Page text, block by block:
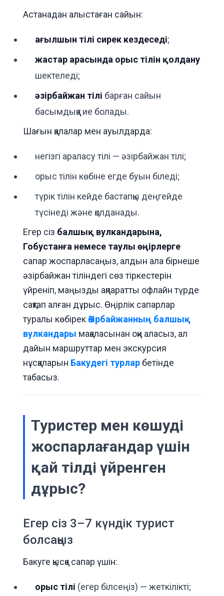
Астанадан алыстаған сайын:
ағылшын тілі сирек кездеседі;
жастар арасында орыс тілін қолдану
шектеледі;
әзірбайжан тілі барған сайын
басымдыққа ие болады.
Шағын қалалар мен ауылдарда:
негізгі араласу тілі — әзірбайжан тілі;
орыс тілін көбіне егде буын біледі;
түрік тілін кейде бастапқы деңгейде
түсінеді және қолданады.
Егер сіз балшық вулкандарына,
Гобустанға немесе таулы өңірлерге
сапар жоспарласаңыз, алдын ала бірнеше
әзірбайжан тіліндегі сөз тіркестерін
үйреніп, маңызды ақпаратты офлайн түрде
сақтап алған дұрыс. Өңірлік сапарлар
туралы көбірекӘзірбайжанның балшық
вулкандары мақаласынан оқи аласыз, ал
дайын маршруттар мен экскурсия
нұсқаларын Бакудегі турлар бетінде
табасыз.
Туристер мен көшуді
жоспарлағандар үшін
қай тілді үйренген
дұрыс?
Егер сіз 3–7 күндік турист
болсаңыз
Бакуге қысқа сапар үшін:
орыс тілі (егер білсеңіз) — жеткілікті;
Ашыңыз эксклюзивті ұсыныстарды
Әзірбайжанда
12 000+ саяхатшыға қосылыңыз — апта сайын мүшелерге
арналған жеңілдіктер мен жасырын жерлер.
Дейін −25 % турларға, қонақ үйлерге және көлік жалдауға
Жедел жеңілдіктер мен жаңа турларға ерте қолжетімділік
сіздің@email.com
Жеңілдікті алу